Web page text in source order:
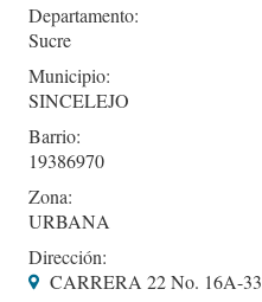
Departamento:
Sucre
Municipio:
SINCELEJO
Barrio:
19386970
Zona:
URBANA
Dirección:
CARRERA 22 No. 16A-33